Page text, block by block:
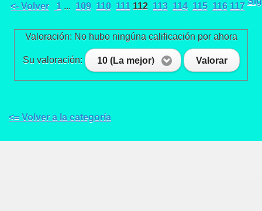
<- Volver 1 ... 109 110 111 112 113 114 115 116 117
Valoración: No hubo ningúna calificación por ahora
Su valoración: 10 (La mejor) Valorar
<= Volver a la categoría